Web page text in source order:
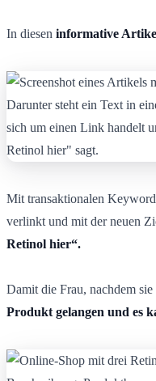
In diesen informative
Mit transaktionalen
verlinkt und mit der neuen
Retinol hier“.
Damit die Frau, nachdem
Produkt gelangen und es